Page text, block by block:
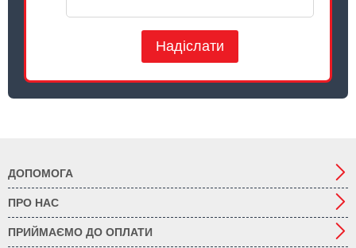
Надіслати
ДОПОМОГА
ПРО НАС
ПРИЙМАЄМО ДО ОПЛАТИ